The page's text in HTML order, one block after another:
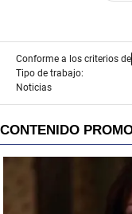
Conforme a los criterios de
Tipo de trabajo:
Noticias